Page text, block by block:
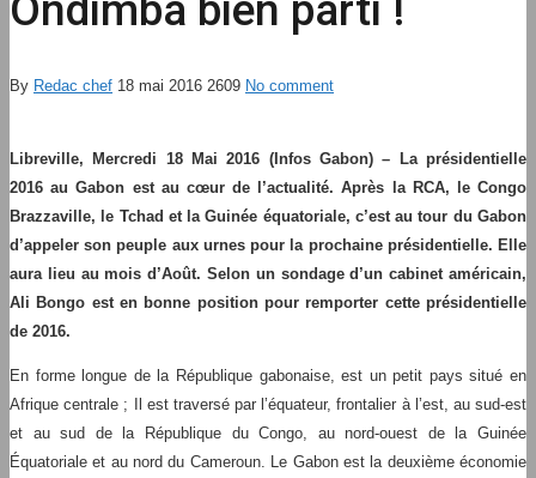
By Redac chef 18 mai 2016 2609 No comment
Libreville, Mercredi 18 Mai 2016 (Infos Gabon) – La présidentielle
2016 au Gabon est au cœur de l’actualité. Après la RCA, le Congo
Brazzaville, le Tchad et la Guinée équatoriale, c’est au tour du Gabon
d’appeler son peuple aux urnes pour la prochaine présidentielle. Elle
aura lieu au mois d’Août. Selon un sondage d’un cabinet américain,
Ali Bongo est en bonne position pour remporter cette présidentielle
de 2016.
En forme longue de la République gabonaise, est un petit pays situé en
Afrique centrale ; Il est traversé par l’équateur, frontalier à l’est, au sud-est
et au sud de la République du Congo, au nord-ouest de la Guinée
Équatoriale et au nord du Cameroun. Le Gabon est la deuxième économie